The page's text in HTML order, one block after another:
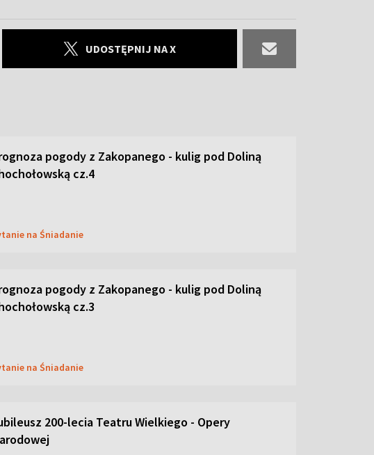
UDOSTĘPNIJ NA X
pogody z Zakopanego - kulig pod Doliną
cz.4
na Śniadanie
pogody z Zakopanego - kulig pod Doliną
cz.3
na Śniadanie
200-lecia Teatru Wielkiego - Opery